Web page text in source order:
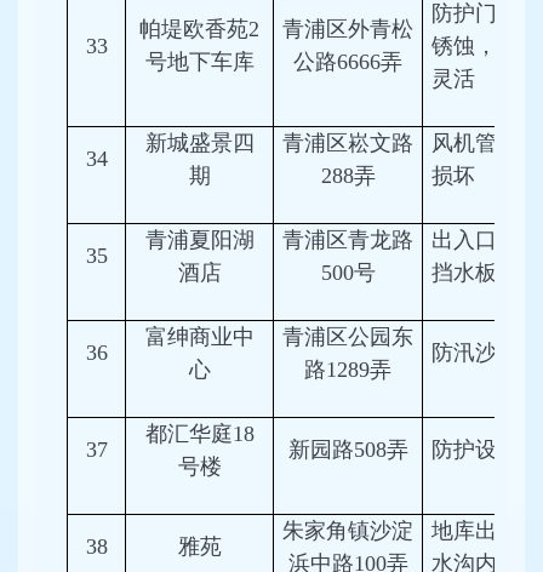
33
帕堤欧香苑2
号地下车库
青浦区外青松
公路6666弄
防护门金
锈蚀，启
灵活
34
新城盛景四
期
青浦区崧文路
288弄
风机管道
损坏
35
青浦夏阳湖
酒店
青浦区青龙路
500号
出入口未
挡水板
36
富绅商业中
心
青浦区公园东
路1289弄
防汛沙袋
37
都汇华庭18
号楼
新园路508弄 防护设备
38 雅苑
朱家角镇沙淀
浜中路100弄
地库出入
水沟内垃圾